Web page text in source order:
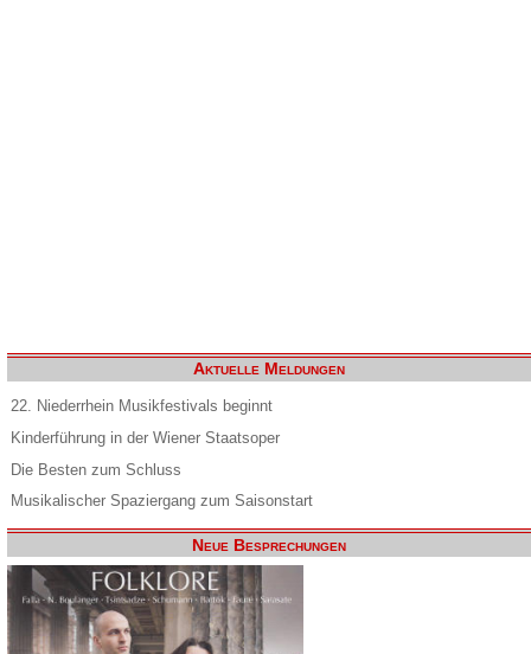
Aktuelle Meldungen
22. Niederrhein Musikfestivals beginnt
Kinderführung in der Wiener Staatsoper
Die Besten zum Schluss
Musikalischer Spaziergang zum Saisonstart
Neue Besprechungen